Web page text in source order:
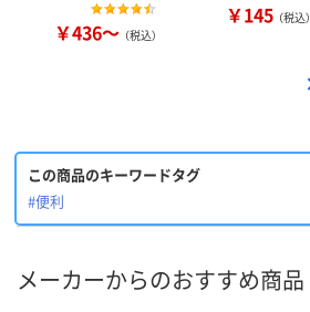
￥436～ （税込）
￥145 （税込）
この商品のキーワードタグ
#便利
メーカーからのおすすめ商品